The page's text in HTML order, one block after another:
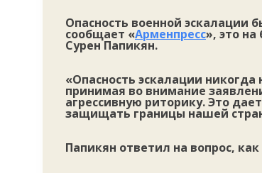
Опасность военной эскалации
сообщает «Арменпресс», это
Сурен Папикян.
«Опасность эскалации
принимая во внимание
агрессивную риторику. Это
защищать границы нашей
Папикян ответил на вопрос,